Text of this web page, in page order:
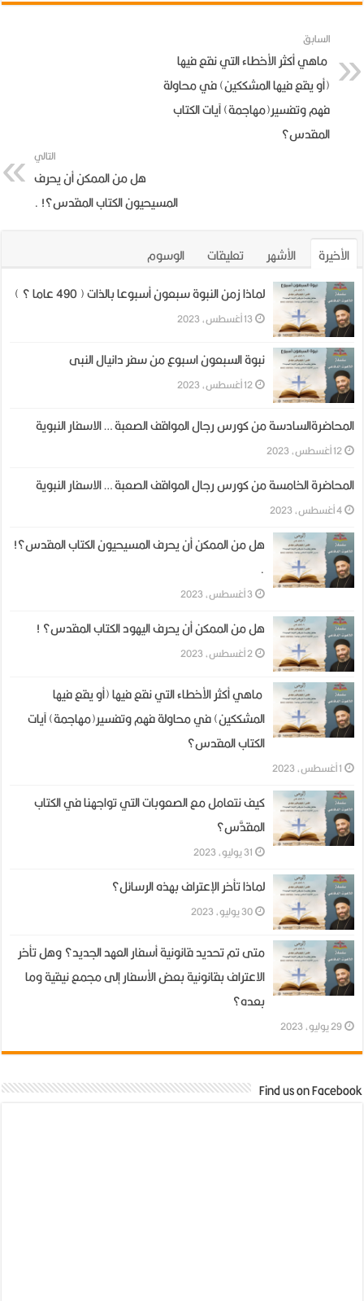
السابق
ماهي أكثر الأخطاء التي نقع فيها
(أو يقع فيها المشككين) في محاولة
فهم وتفسير(مهاجمة) آيات الكتاب
المقدس؟
التالي
هل من الممكن أن يحرف
المسيحيون الكتاب المقدس؟! .
الأخيرة الأشهر تعليقات
الوسوم
لماذا زمن النبوة سبعون أسبوعا بالذات ( 490 عاما ؟ )
13 أغسطس، 2023
نبوة السبعون اسبوع من سفر دانيال النبى
12 أغسطس، 2023
المحاضرةالسادسة من كورس رجال المواقف الصعبة … الاسفار النبوية
12 أغسطس، 2023
المحاضرة الخامسة من كورس رجال المواقف الصعبة … الاسفار النبوية
4 أغسطس، 2023
هل من الممكن أن يحرف المسيحيون الكتاب المقدس؟!
.
3 أغسطس، 2023
هل من الممكن أن يحرف اليهود الكتاب المقدس؟ !
2 أغسطس، 2023
ماهي أكثر الأخطاء التي نقع فيها (أو يقع فيها
المشككين) في محاولة فهم وتفسير(مهاجمة) آيات
الكتاب المقدس؟
1 أغسطس، 2023
كيف نتعامل مع الصعوبات التي تواجهنا في الكتاب
المقدَّس؟
31 يوليو، 2023
لماذا تأخر الإعتراف بهذه الرسائل؟
30 يوليو، 2023
متى تم تحديد قانونية أسفار العهد الجديد؟ وهل تأخر
الاعتراف بقانونية بعض الأسفار إلى مجمع نيقية وما
بعده؟
29 يوليو، 2023
Find us on Facebook